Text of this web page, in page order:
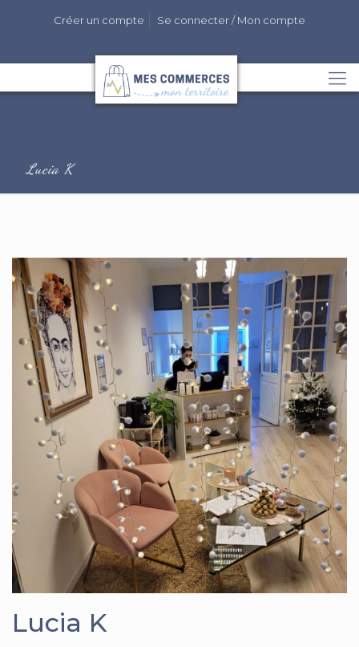
Créer un compte Se connecter / Mon compte
Lucia K
Lucia K